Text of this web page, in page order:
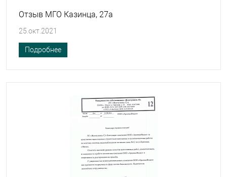
Отзыв МГО Казинца, 27а
25.окт.2021
Подробнее